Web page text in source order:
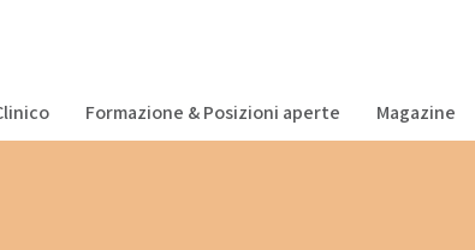
Formazione & Posizioni aperte Magazine